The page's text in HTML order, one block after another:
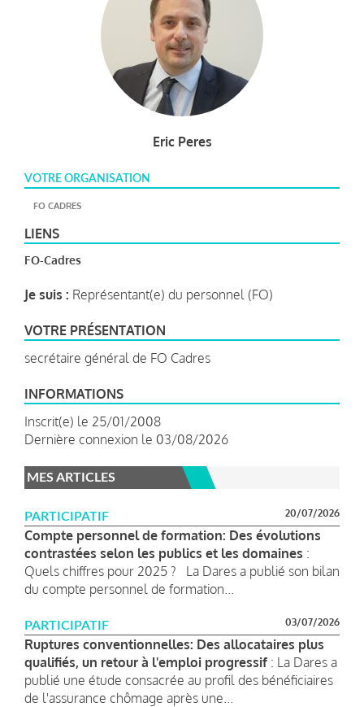
Eric Peres
VOTRE ORGANISATION
FO CADRES
LIENS
FO-Cadres
Je suis : Représentant(e) du personnel (FO)
VOTRE PRÉSENTATION
secrétaire général de FO Cadres
INFORMATIONS
Inscrit(e) le 25/01/2008
Dernière connexion le 03/08/2026
MES ARTICLES
PARTICIPATIF 20/07/2026
Compte personnel de formation: Des évolutions
contrastées selon les publics et les domaines :
Quels chiffres pour 2025 ? La Dares a publié son bilan
du compte personnel de formation...
PARTICIPATIF 03/07/2026
Ruptures conventionnelles: Des allocataires plus
qualifiés, un retour à l'emploi progressif : La Dares a
publié une étude consacrée au profil des bénéficiaires
de l'assurance chômage après une...